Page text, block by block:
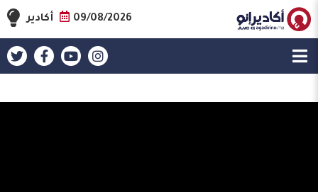
09/08/2026 أكادير